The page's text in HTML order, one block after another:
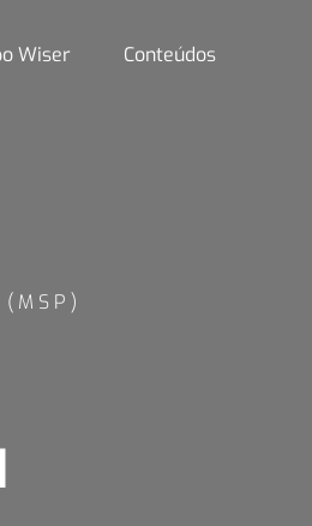
Wiser Conteúdos
(MSP)